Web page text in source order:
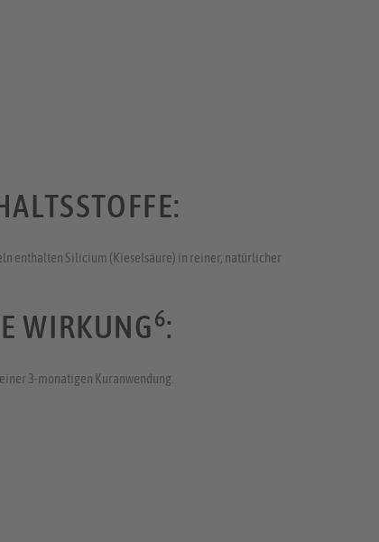
enthalten Silicium (Kieselsäure) in reiner, natürlicher
WIRKUNG6:
3-monatigen Kuranwendung.